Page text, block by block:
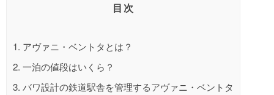
目次
1. アヴァニ・ベントタとは？
2. 一泊の値段はいくら？
3. バワ設計の鉄道駅舎を管理するアヴァニ・ベントタ